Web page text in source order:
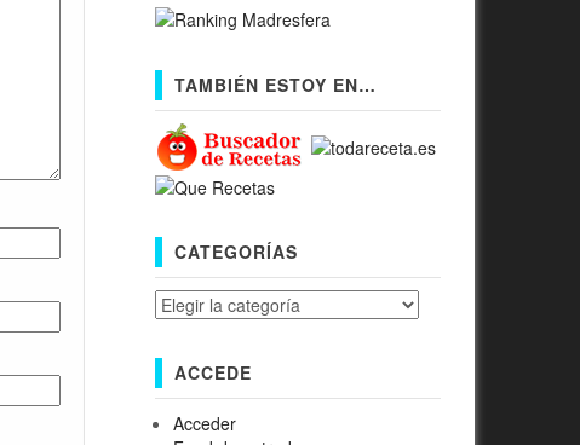
TAMBIÉN ESTOY EN…
CATEGORÍAS
Categorías
ACCEDE
Acceder